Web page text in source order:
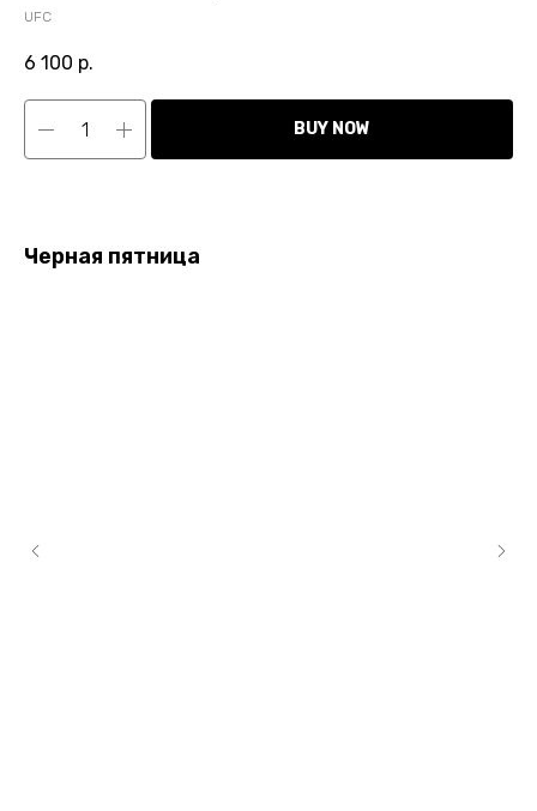
UFC
6 100 р.
BUY NOW
Черная пятница